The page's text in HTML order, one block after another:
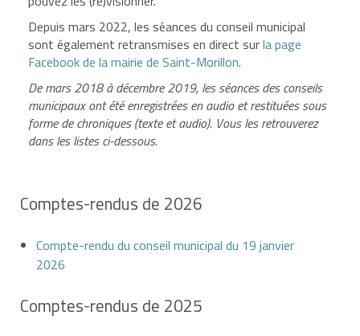
Depuis mars 2022, les séances du conseil municipal
sont également retransmises en direct surla page
Facebook de la mairie de Saint-Morillon.
De mars 2018 à décembre 2019, les séances des conseils
municipaux ont été enregistrées en audio et restituées sous
forme de chroniques (texte et audio). Vous les retrouverez
dans les listes ci-dessous.
Comptes-rendus de 2026
Compte-rendu du conseil municipal du 19 janvier
2026
Comptes-rendus de 2025